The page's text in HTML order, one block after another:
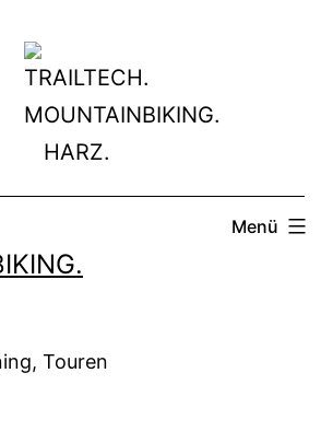
Touren
Menü